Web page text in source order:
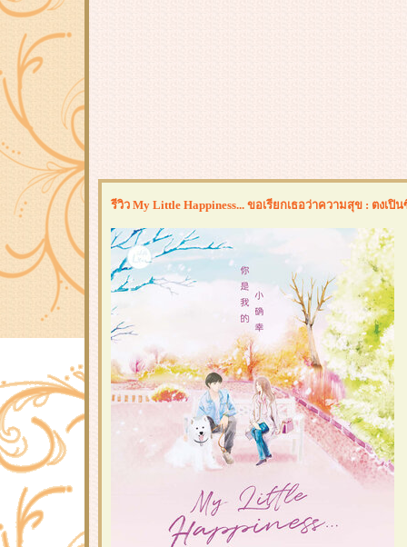
รีวิว My Little Happiness... ขอเรียกเธอว่าความสุข : ตงเปิ